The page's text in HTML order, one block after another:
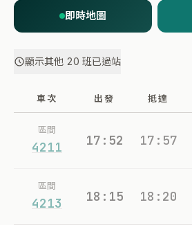
即時地圖
顯示其他 20 班已過站
車次 出發 抵達
區間
4211 17:52 17:57
區間
4213 18:15 18:20